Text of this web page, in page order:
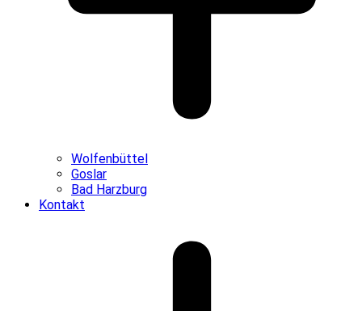
Wolfenbüttel
Goslar
Bad Harzburg
Kontakt